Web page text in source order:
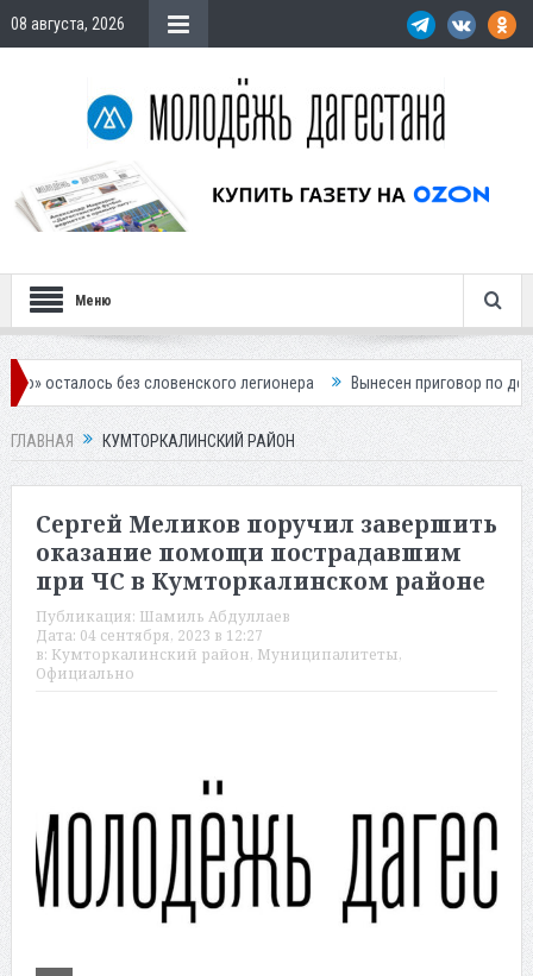
08 августа, 2026
Меню
словенского легионера Вынесен приговор по делу о
ГЛАВНАЯ КУМТОРКАЛИНСКИЙ РАЙОН
Сергей Меликов поручил завершить
оказание помощи пострадавшим
при ЧС в Кумторкалинском районе
Публикация: Шамиль Абдуллаев
Дата: 04 сентября, 2023 в 12:27
в: Кумторкалинский район, Муниципалитеты,
Официально